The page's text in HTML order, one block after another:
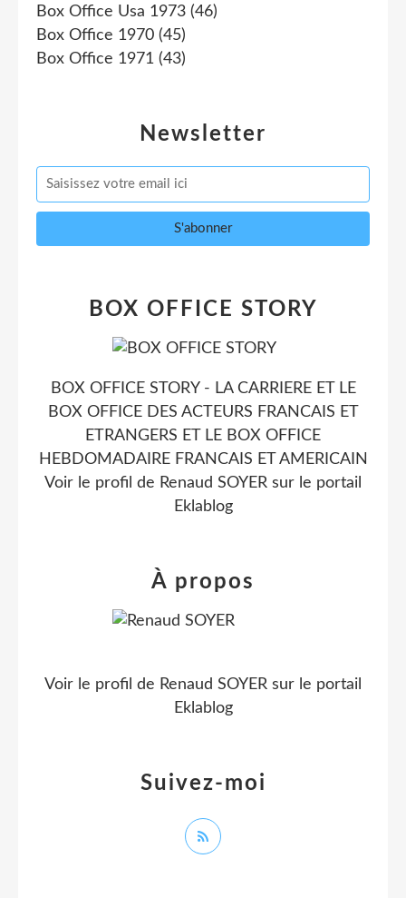
Newsletter
Box Office Usa 1973 (46)
Box Office 1970 (45)
Box Office 1971 (43)
BOX OFFICE STORY
BOX OFFICE STORY - LA CARRIERE ET LE
BOX OFFICE DES ACTEURS FRANCAIS ET
ETRANGERS ET LE BOX OFFICE
HEBDOMADAIRE FRANCAIS ET AMERICAIN
Voir le profil de Renaud SOYER sur le portail
Eklablog
Suivez-moi
À propos
Voir le profil de Renaud SOYER sur le portail
Eklablog